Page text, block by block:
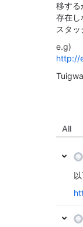
移する
存在し
スタッ
e.g)
http://
All